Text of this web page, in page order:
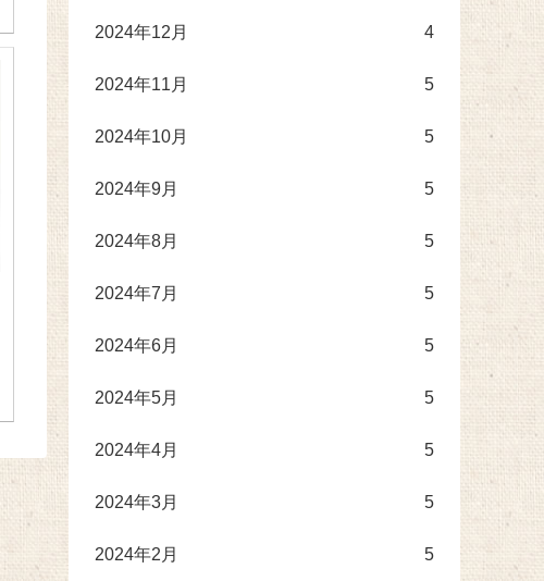
2024年12月 4
2024年11月 5
2024年10月 5
2024年9月 5
2024年8月 5
2024年7月 5
2024年6月 5
2024年5月 5
2024年4月 5
2024年3月 5
2024年2月 5